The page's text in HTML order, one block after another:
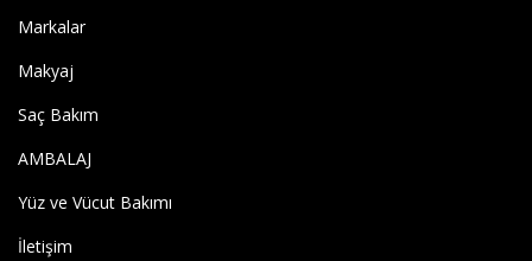
Markalar
Makyaj
Saç Bakım
AMBALAJ
Yüz ve Vücut Bakımı
İletişim